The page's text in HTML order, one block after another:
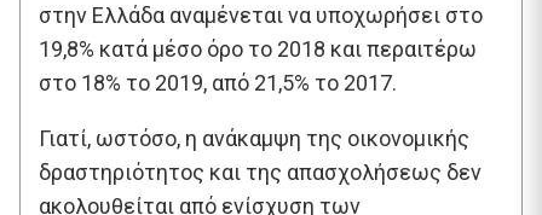
στην Ελλάδα αναμένεται να υποχωρήσει στο
19,8% κατά μέσο όρο το 2018 και περαιτέρω
στο 18% το 2019, από 21,5% το 2017.
Γιατί, ωστόσο, η ανάκαμψη της οικονομικής
δραστηριότητος και της απασχολήσεως δεν
ακολουθείται από ενίσχυση των